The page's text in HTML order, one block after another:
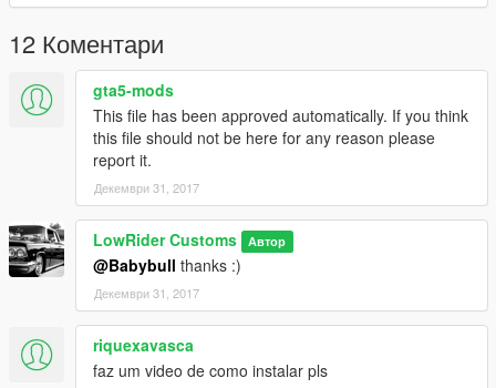
12 Коментари
gta5-mods
This file has been approved automatically. If you think
this file should not be here for any reason please
report it.
Декември 31, 2017
LowRider Customs Автор
@Babybull thanks :)
Декември 31, 2017
riquexavasca
faz um video de como instalar pls